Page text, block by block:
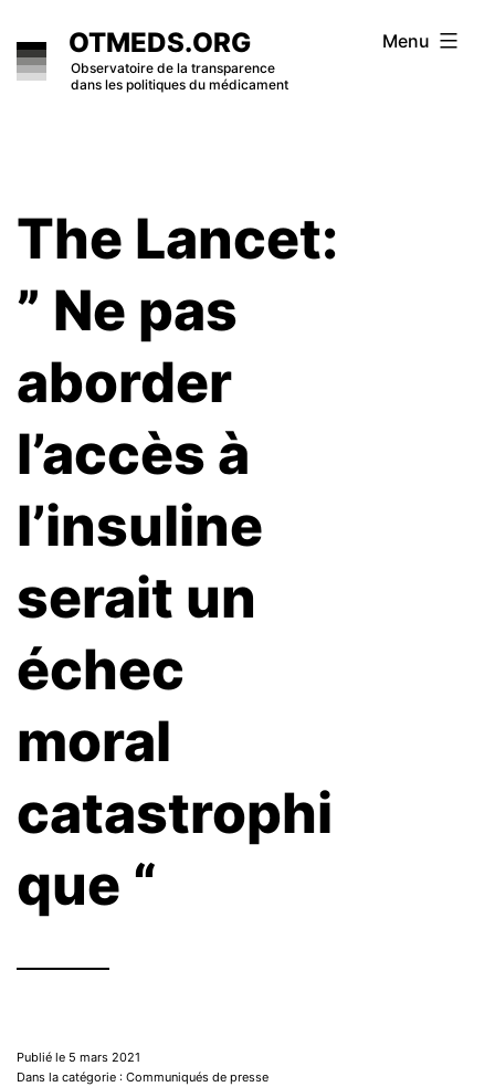
to
content
OTMEDS.ORG
Observatoire de la transparence
dans les politiques du médicament
Menu
The Lancet:
” Ne pas
aborder
l’accès à
l’insuline
serait un
échec
moral
catastrophi
que “
Publié le 5 mars 2021
Dans la catégorie : Communiqués de presse